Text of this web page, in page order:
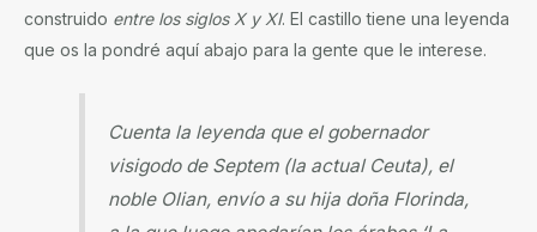
construido entre los siglos X y XI. El castillo tiene una leyenda
que os la pondré aquí abajo para la gente que le interese.
Cuenta la leyenda que el gobernador
visigodo de Septem (la actual Ceuta), el
noble Olian, envío a su hija doña Florinda,